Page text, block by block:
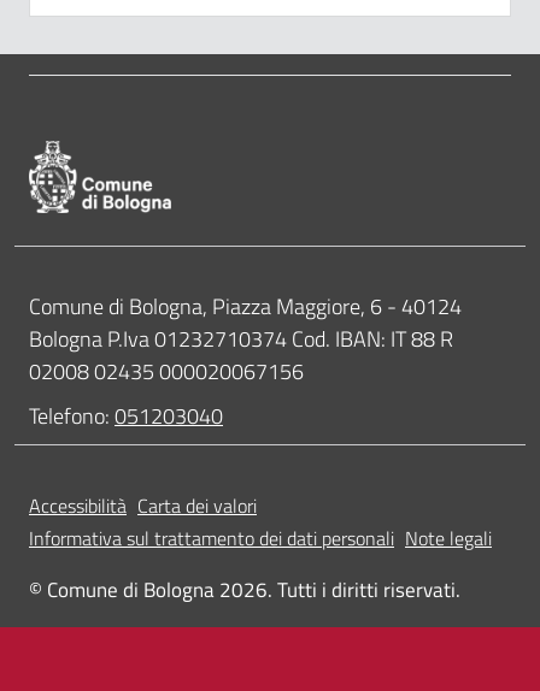
Contatti
Comune di Bologna, Piazza Maggiore, 6 - 40124
Bologna P.Iva 01232710374 Cod. IBAN: IT 88 R
02008 02435 000020067156
Telefono:051203040
Accessibilità Carta dei valori
Informativa sul trattamento dei dati personali Note legali
© Comune di Bologna 2026. Tutti i diritti riservati.